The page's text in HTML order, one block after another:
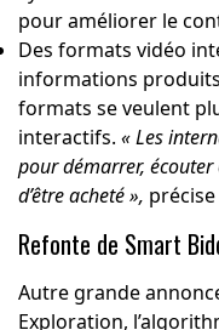
pour améliorer le
Des formats vidéo
informations
formats se veulent
interactifs. « Les
pour démarrer,
d’être acheté »,
Refonte de Smart
Autre grande
Exploration,